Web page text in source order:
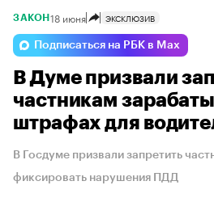
Changan Omoda
Lada Haval
ЗАКОН 18 июня ЭКСКЛЮЗИВ
Подписаться на РБК в Max
В Думе призвали
частникам
штрафах для
В Госдуме призвали запретить
фиксировать нарушения ПДД